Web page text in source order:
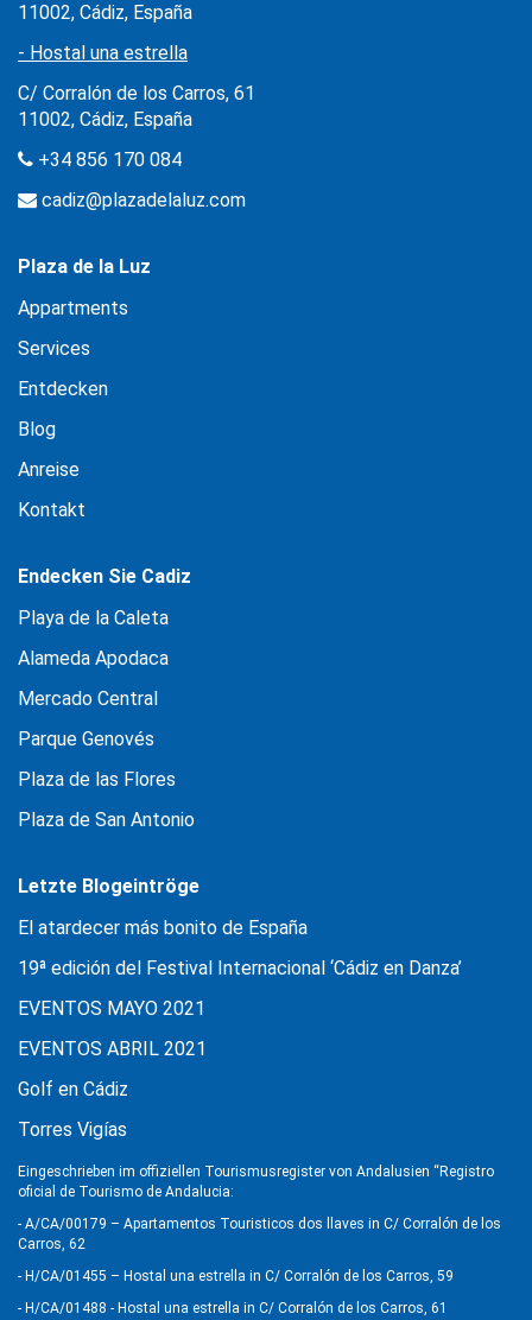
11002, Cádiz, España
- Hostal una estrella
C/ Corralón de los Carros, 61
11002, Cádiz, España
+34 856 170 084
cadiz@plazadelaluz.com
Plaza de la Luz
Appartments
Services
Entdecken
Blog
Anreise
Kontakt
Endecken Sie Cadiz
Playa de la Caleta
Alameda Apodaca
Mercado Central
Parque Genovés
Plaza de las Flores
Plaza de San Antonio
Letzte Blogeintröge
El atardecer más bonito de España
19ª edición del Festival Internacional ‘Cádiz en Danza’
EVENTOS MAYO 2021
EVENTOS ABRIL 2021
Golf en Cádiz
Torres Vigías
Eingeschrieben im offiziellen Tourismusregister von Andalusien “Registro
oficial de Tourismo de Andalucia:
- A/CA/00179 – Apartamentos Touristicos dos llaves in C/ Corralón de los
Carros, 62
- H/CA/01455 – Hostal una estrella in C/ Corralón de los Carros, 59
- H/CA/01488 - Hostal una estrella in C/ Corralón de los Carros, 61